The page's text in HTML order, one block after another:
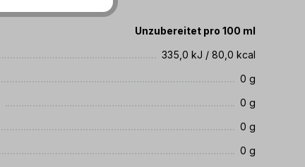
Unzubereitet pro 100 ml
335,0 kJ / 80,0 kcal
0 g
0 g
0 g
0 g